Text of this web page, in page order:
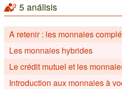
5 análisis
A retenir : les monnaies
Les monnaies hybrides
Le crédit mutuel et les
Introduction aux monnaies à